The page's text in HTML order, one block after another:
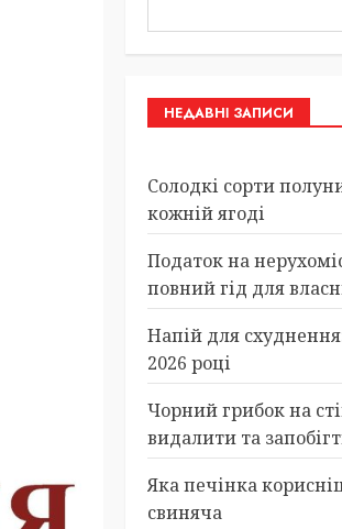
НЕДАВНІ ЗАПИСИ
Солодкі сорти
кожній ягоді
Податок на
повний гід для
Напій для
2026 році
Чорний грибок на
видалити та
Яка печінка
свиняча